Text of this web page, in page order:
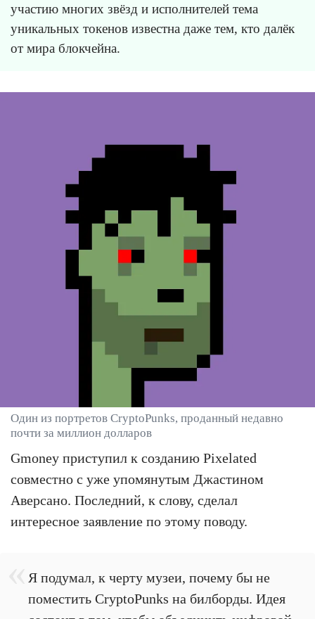
участию многих звёзд и исполнителей тема
уникальных токенов известна даже тем, кто далёк
от мира блокчейна.
Один из портретов CryptoPunks, проданный недавно
почти за миллион долларов
Gmoney приступил к созданию Pixelated
совместно с уже упомянутым Джастином
Аверсано. Последний, к слову, сделал
интересное заявление по этому поводу.
Я подумал, к черту музеи, почему бы не
поместить CryptoPunks на билборды. Идея